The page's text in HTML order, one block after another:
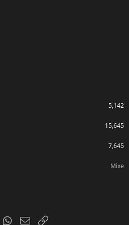
5,142
15,645
7,645
Mixe
WhatsApp
E-postLänk